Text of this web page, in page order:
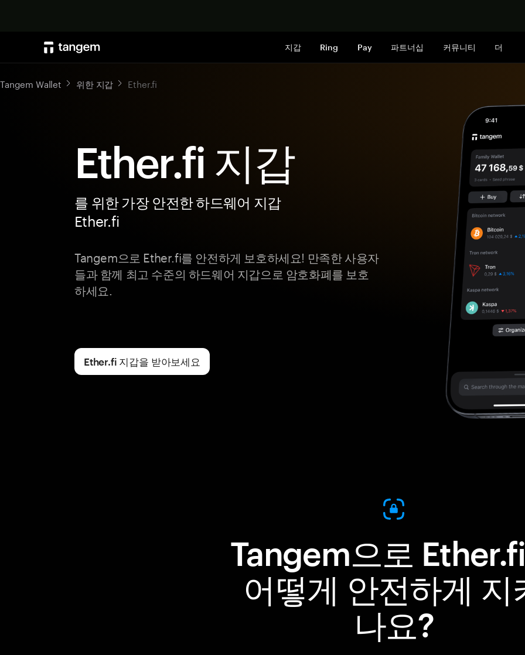
지갑 Ring Pay 파트너십 커뮤니티 더
Tangem Wallet 위한 지갑 Ether.fi
Ether.fi 지갑
를 위한 가장 안전한 하드웨어 지갑
Ether.fi
Tangem으로 Ether.fi를 안전하게 보호하세요! 만족한 사용자
들과 함께 최고 수준의 하드웨어 지갑으로 암호화폐를 보호
하세요.
Ether.fi 지갑을 받아보세요
Tangem으로
어떻게 안전하게 지
나요?